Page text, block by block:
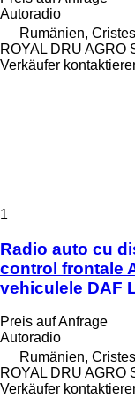
Autoradio
Rumänien,
ROYAL DRU AGRO
Verkäufer
1
Radio auto cu
control frontale
vehiculele DAF
Preis auf Anfrage
Autoradio
Rumänien,
ROYAL DRU AGRO
Verkäufer